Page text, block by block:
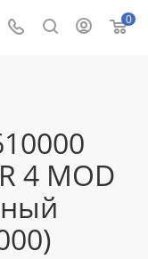
0
4 MOD